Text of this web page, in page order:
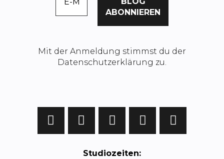
Mit der Anmeldung stimmst du der
Datenschutzerklärung zu.
Studiozeiten: